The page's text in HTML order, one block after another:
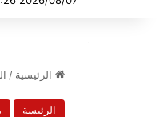
الرئيسية /
الرئيسة